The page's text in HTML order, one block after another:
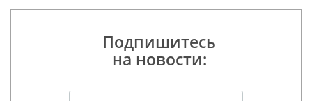
Подпишитесь
на новости: